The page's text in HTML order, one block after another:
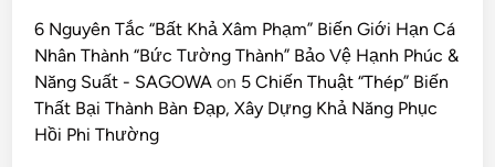
6 Nguyên Tắc “Bất Khả Xâm Phạm” Biến Giới Hạn Cá
Nhân Thành “Bức Tường Thành” Bảo Vệ Hạnh Phúc &
Năng Suất - SAGOWA on 5 Chiến Thuật “Thép” Biến
Thất Bại Thành Bàn Đạp, Xây Dựng Khả Năng Phục
Hồi Phi Thường